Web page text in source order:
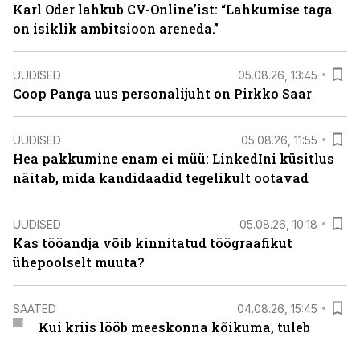
Karl Oder lahkub CV-Online’ist: “Lahkumise taga
on isiklik ambitsioon areneda.”
UUDISED 05.08.26, 13:45
Coop Panga uus personalijuht on Pirkko Saar
UUDISED 05.08.26, 11:55
Hea pakkumine enam ei müü: LinkedIni küsitlus
näitab, mida kandidaadid tegelikult ootavad
UUDISED 05.08.26, 10:18
Kas tööandja võib kinnitatud töögraafikut
ühepoolselt muuta?
SAATED 04.08.26, 15:45
Kui kriis lööb meeskonna kõikuma, tuleb